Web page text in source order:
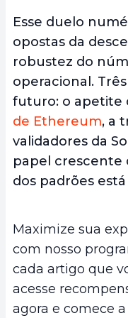
Esse duelo
opostas da
robustez do
operacional.
futuro: o apetite
de Ethereum, a
validadores da
papel crescente
dos padrões
Maximize sua
com nosso
cada artigo que
acesse
agora e comece